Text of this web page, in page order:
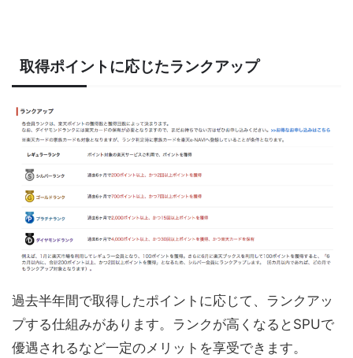
取得ポイントに応じたランクアップ
過去半年間で取得したポイントに応じて、ランクアッ
プする仕組みがあります。ランクが高くなるとSPUで
優遇されるなど一定のメリットを享受できます。